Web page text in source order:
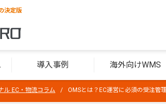
決定版
導入事例 海外向けWMS
ル EC・物流コラム OMSとは？EC運営に必須の受注管